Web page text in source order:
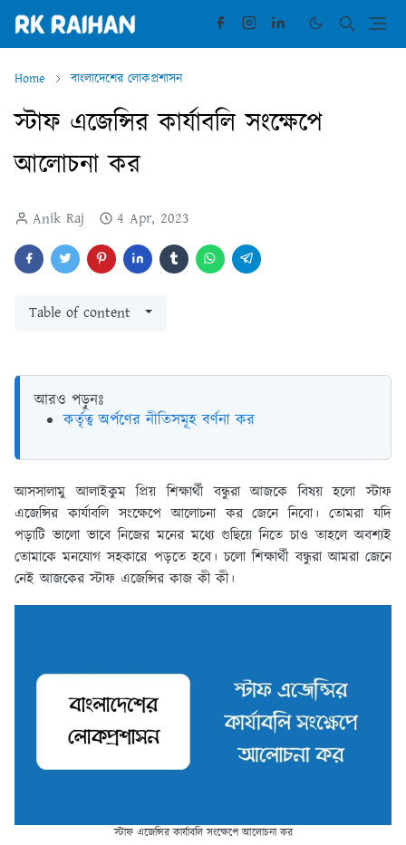
Home বাংলাদেশের লোকপ্রশাসন
স্টাফ এজেন্সির কার্যাবলি সংক্ষেপে
আলোচনা কর
Anik Raj 4 Apr, 2023
Table of content
আরও পড়ুনঃ
কর্তৃত্ব অর্পণের নীতিসমূহ বর্ণনা কর
আসসালামু আলাইকুম প্রিয় শিক্ষার্থী বন্ধুরা আজকে বিষয় হলো স্টাফ
এজেন্সির কার্যাবলি সংক্ষেপে আলোচনা কর জেনে নিবো। তোমরা যদি
পড়াটি ভালো ভাবে নিজের মনের মধ্যে গুছিয়ে নিতে চাও তাহলে অবশ্যই
তোমাকে মনযোগ সহকারে পড়তে হবে। চলো শিক্ষার্থী বন্ধুরা আমরা জেনে
নেই আজকের স্টাফ এজেন্সির কাজ কী কী।
স্টাফ এজেন্সির কার্যাবলি সংক্ষেপে আলোচনা কর